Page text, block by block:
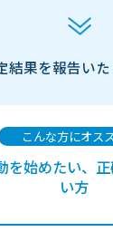
結果を報告い
こんな方にオス
を始めたい、
い方